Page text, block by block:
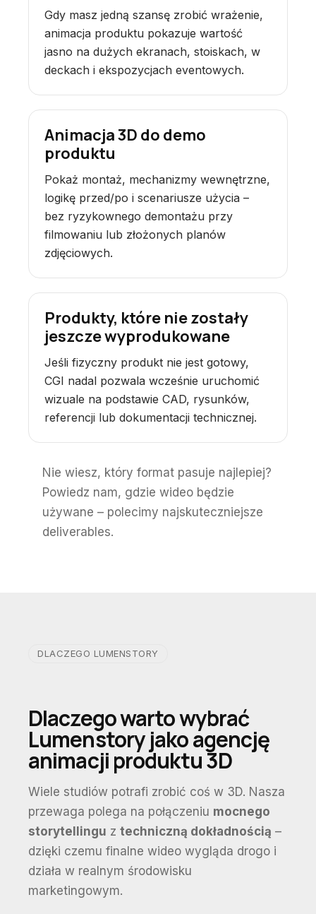
Gdy masz jedną szansę zrobić wrażenie,
animacja produktu pokazuje wartość
jasno na dużych ekranach, stoiskach, w
deckach i ekspozycjach eventowych.
Animacja 3D do demo
produktu
Pokaż montaż, mechanizmy wewnętrzne,
logikę przed/po i scenariusze użycia –
bez ryzykownego demontażu przy
filmowaniu lub złożonych planów
zdjęciowych.
Produkty, które nie zostały
jeszcze wyprodukowane
Jeśli fizyczny produkt nie jest gotowy,
CGI nadal pozwala wcześnie uruchomić
wizuale na podstawie CAD, rysunków,
referencji lub dokumentacji technicznej.
Nie wiesz, który format pasuje najlepiej?
Powiedz nam, gdzie wideo będzie
używane – polecimy najskuteczniejsze
deliverables.
DLACZEGO LUMENSTORY
Dlaczego warto wybrać
Lumenstory jako agencję
animacji produktu 3D
Wiele studiów potrafi zrobić coś w 3D. Nasza
przewaga polega na połączeniu mocnego
storytellingu z techniczną dokładnością –
dzięki czemu finalne wideo wygląda drogo i
działa w realnym środowisku
marketingowym.